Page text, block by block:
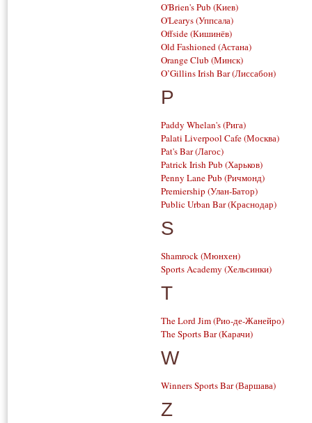
O'Brien's Pub (Киев)
O'Learys(Уппсала)
Offside(Кишинёв)
Old Fashioned(Астана)
Orange Club (Минск)
O’Gillins Irish Bar(Лиссабон)
P
Paddy Whelan's(Рига)
Palati Liverpool Cafe(Москва)
Pat's Bar(Лагос)
Patrick Irish Pub (Харьков)
Penny Lane Pub (Ричмонд)
Premiership(Улан-Батор)
Public Urban Bar(Краснодар)
S
Shamrock(Мюнхен)
Sports Academy (Хельсинки)
T
The Lord Jim(Рио-де-Жанейро)
The Sports Bar(Карачи)
W
Winners Sports Bar(Варшава)
Z